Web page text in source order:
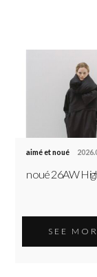
aimé et noué
noué 26AW
SEE